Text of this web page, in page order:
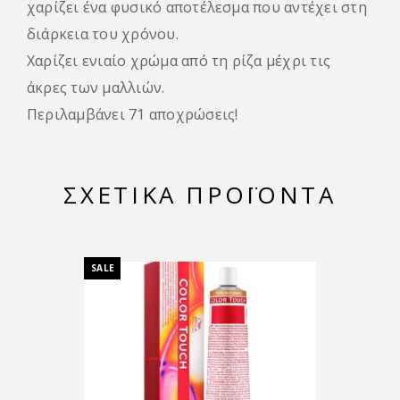
χαρίζει ένα φυσικό αποτέλεσμα που αντέχει στη
διάρκεια του χρόνου.
Χαρίζει ενιαίο χρώμα από τη ρίζα μέχρι τις
άκρες των μαλλιών.
Περιλαμβάνει 71 αποχρώσεις!
ΣΧΕΤΙΚΆ ΠΡΟΪΌΝΤΑ
SALE